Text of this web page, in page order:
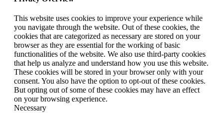
This website uses cookies to improve your experience while
you navigate through the website. Out of these cookies, the
cookies that are categorized as necessary are stored on your
browser as they are essential for the working of basic
functionalities of the website. We also use third-party cookies
that help us analyze and understand how you use this website.
These cookies will be stored in your browser only with your
consent. You also have the option to opt-out of these cookies.
But opting out of some of these cookies may have an effect
on your browsing experience.
Necessary